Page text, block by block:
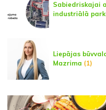
Sabiedriskajai
industriālā
Liepājas
Mazrima (1)